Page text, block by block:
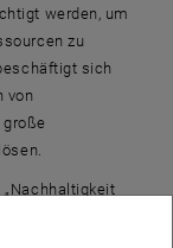
werden, um
zu
sich
von
„Nachhaltigkeit